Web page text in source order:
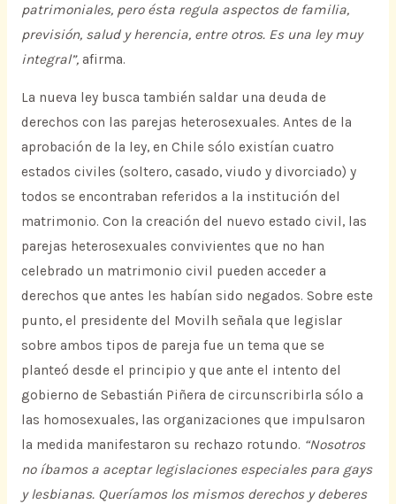
patrimoniales, pero ésta regula aspectos de familia,
previsión, salud y herencia, entre otros. Es una ley muy
integral”,afirma.
La nueva ley busca también saldar una deuda de
derechos con las parejas heterosexuales. Antes de la
aprobación de la ley, en Chile sólo existían cuatro
estados civiles (soltero, casado, viudo y divorciado) y
todos se encontraban referidos a la institución del
matrimonio. Con la creación del nuevo estado civil, las
parejas heterosexuales convivientes que no han
celebrado un matrimonio civil pueden acceder a
derechos que antes les habían sido negados. Sobre este
punto, el presidente del Movilh señala que legislar
sobre ambos tipos de pareja fue un tema que se
planteó desde el principio y que ante el intento del
gobierno de Sebastián Piñera de circunscribirla sólo a
las homosexuales, las organizaciones que impulsaron
la medida manifestaron su rechazo rotundo. “Nosotros
no íbamos a aceptar legislaciones especiales para gays
y lesbianas. Queríamos los mismos derechos y deberes